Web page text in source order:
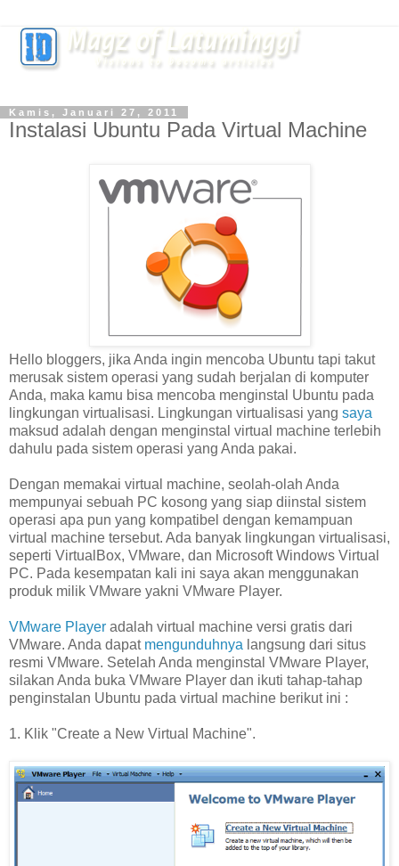
Kamis, Januari 27, 2011
Instalasi Ubuntu Pada Virtual Machine
Hello bloggers, jika Anda ingin mencoba Ubuntu tapi takut
merusak sistem operasi yang sudah berjalan di komputer
Anda, maka kamu bisa mencoba menginstal Ubuntu pada
lingkungan virtualisasi. Lingkungan virtualisasi yang saya
maksud adalah dengan menginstal virtual machine terlebih
dahulu pada sistem operasi yang Anda pakai.
Dengan memakai virtual machine, seolah-olah Anda
mempunyai sebuah PC kosong yang siap diinstal sistem
operasi apa pun yang kompatibel dengan kemampuan
virtual machine tersebut. Ada banyak lingkungan virtualisasi,
seperti VirtualBox, VMware, dan Microsoft Windows Virtual
PC. Pada kesempatan kali ini saya akan menggunakan
produk milik VMware yakni VMware Player.
VMware Player adalah virtual machine versi gratis dari
VMware. Anda dapat mengunduhnya langsung dari situs
resmi VMware. Setelah Anda menginstal VMware Player,
silakan Anda buka VMware Player dan ikuti tahap-tahap
penginstalan Ubuntu pada virtual machine berikut ini :
1. Klik "Create a New Virtual Machine".